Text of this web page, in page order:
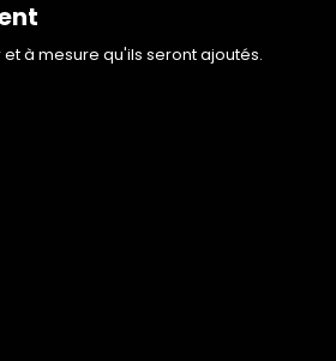
à mesure qu'ils seront ajoutés.